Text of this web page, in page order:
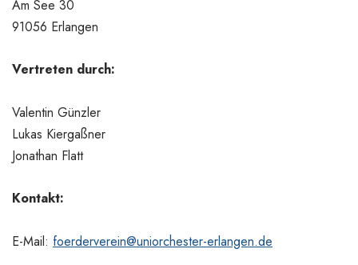
Am See 30
91056 Erlangen
Vertreten durch:
Valentin Günzler
Lukas Kiergaßner
Jonathan Flatt
Kontakt:
E-Mail: foerderverein@uniorchester-erlangen.de